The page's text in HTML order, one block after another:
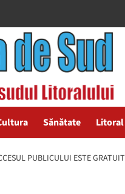
Sănătate Litoral
PUBLICULUI ESTE GRATUIT